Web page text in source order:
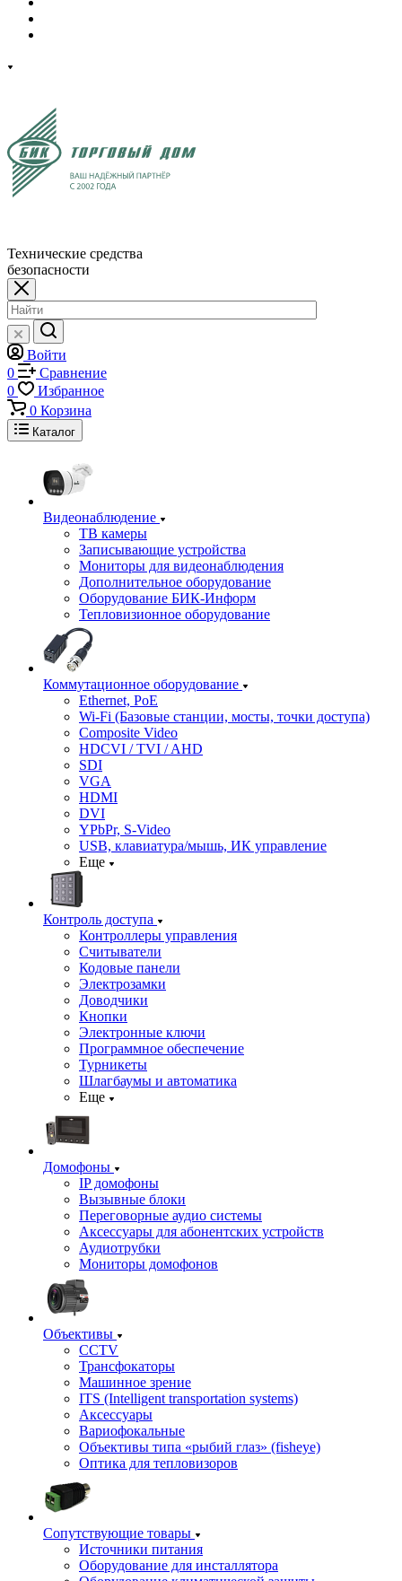
Технические средства
безопасности
Войти
0
Сравнение
0
Избранное
0 Корзина
Каталог
Видеонаблюдение
ТВ камеры
Записывающие устройства
Мониторы для видеонаблюдения
Дополнительное оборудование
Оборудование БИК-Информ
Тепловизионное оборудование
Коммутационное оборудование
Ethernet, PoE
Wi-Fi (Базовые станции, мосты, точки доступа)
Composite Video
HDCVI / TVI / AHD
SDI
VGA
HDMI
DVI
YPbPr, S-Video
USB, клавиатура/мышь, ИК управление
Еще
Контроль доступа
Контроллеры управления
Считыватели
Кодовые панели
Электрозамки
Доводчики
Кнопки
Электронные ключи
Программное обеспечение
Турникеты
Шлагбаумы и автоматика
Еще
Домофоны
IP домофоны
Вызывные блоки
Переговорные аудио системы
Аксессуары для абонентских устройств
Аудиотрубки
Мониторы домофонов
Объективы
CCTV
Трансфокаторы
Машинное зрение
ITS (Intelligent transportation systems)
Аксессуары
Вариофокальные
Объективы типа «рыбий глаз» (fisheye)
Оптика для тепловизоров
Сопутствующие товары
Источники питания
Оборудование для инсталлятора